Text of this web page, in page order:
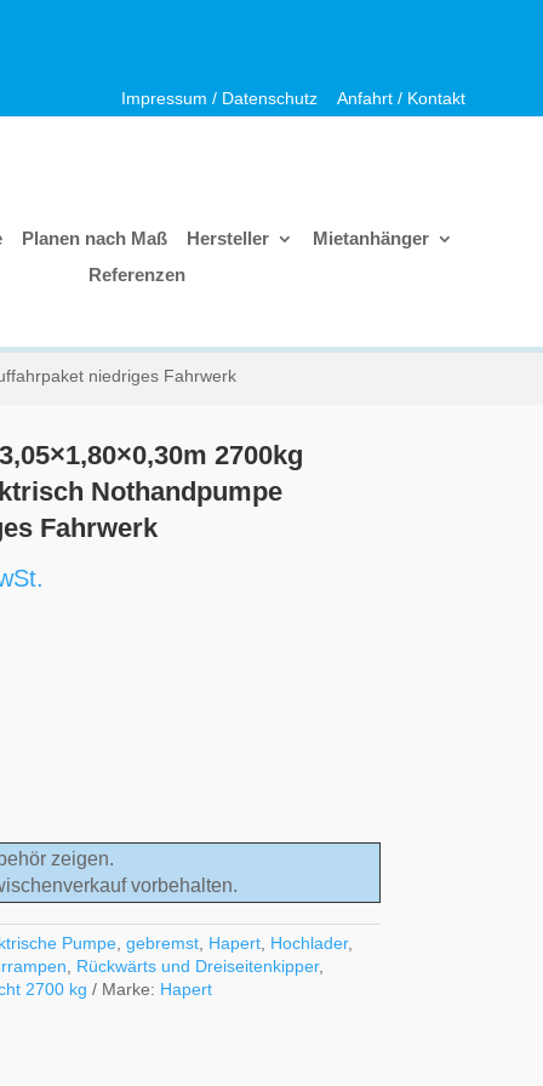
Impressum / Datenschutz Anfahrt / Kontakt
Planen nach Maß Hersteller
Mietanhänger
Referenzen
niedriges Fahrwerk
2700kg
Nothandpumpe
Fahrwerk
zeigen.
vorbehalten.
Pumpe ,gebremst Hapert Hochlader,
Rückwärts und Dreiseitenkipper,
2700 kg Marke: Hapert